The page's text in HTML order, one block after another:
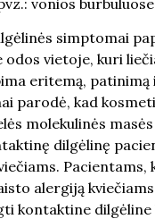
simptomai
vietoje, kuri
eritemą, patinimą
parodė, kad
molekulinės
dilgėlinę
Pacientams,
alergiją
kontaktine dilgėline